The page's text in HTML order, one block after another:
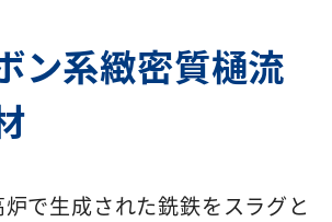
ン系緻密質樋流
で生成された銑鉄をスラグと